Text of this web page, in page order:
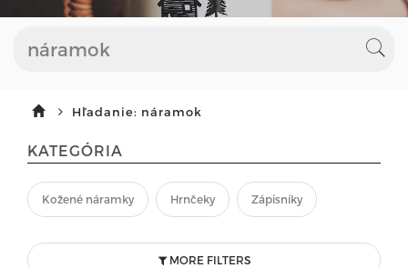
Hľadanie: náramok
KATEGÓRIA
Kožené náramky Hrnčeky Zápisníky
MORE FILTERS